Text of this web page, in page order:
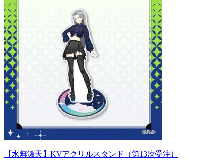
【水無瀬天】KVアクリルスタンド（第13次受注）